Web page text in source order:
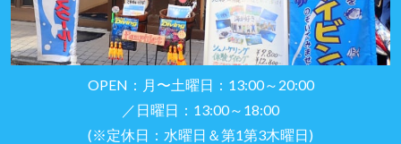
OPEN：月〜土曜日：13:00～20:00
／日曜日：13:00～18:00
(※定休日：水曜日＆第1第3木曜日)